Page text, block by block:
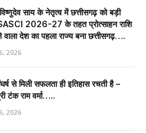
साय के नेतृत्व में छत्तीसगढ़ को बड़ी
2026-27 के तहत प्रोत्साहन राशि
वाला देश का पहला राज्य बना छत्तीसगढ़….
2026
से मिली सफलता ही इतिहास रचती है –
टंक राम वर्मा…..
2026